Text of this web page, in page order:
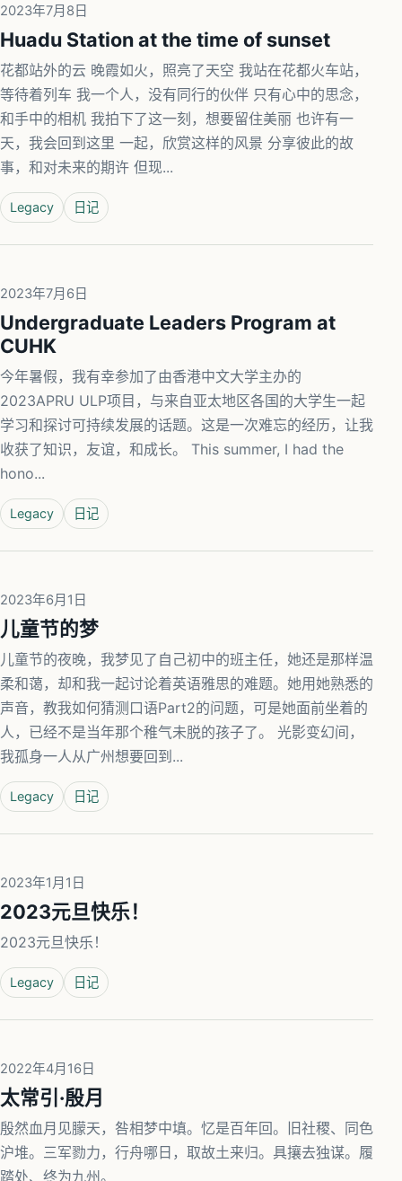
2023年7月8日
Huadu Station at the time of sunset
花都站外的云 晚霞如火，照亮了天空 我站在花都火车站，
等待着列车 我一个人，没有同行的伙伴 只有心中的思念，
和手中的相机 我拍下了这一刻，想要留住美丽 也许有一
天，我会回到这里 一起，欣赏这样的风景 分享彼此的故
事，和对未来的期许 但现...
Legacy 日记
2023年7月6日
Undergraduate Leaders Program at
CUHK
今年暑假，我有幸参加了由香港中文大学主办的
2023APRU ULP项目，与来自亚太地区各国的大学生一起
学习和探讨可持续发展的话题。这是一次难忘的经历，让我
收获了知识，友谊，和成长。 This summer, I had the
hono...
Legacy 日记
2023年6月1日
儿童节的梦
儿童节的夜晚，我梦见了自己初中的班主任，她还是那样温
柔和蔼，却和我一起讨论着英语雅思的难题。她用她熟悉的
声音，教我如何猜测口语Part2的问题，可是她面前坐着的
人，已经不是当年那个稚气未脱的孩子了。 光影变幻间，
我孤身一人从广州想要回到...
Legacy 日记
2023年1月1日
2023元旦快乐！
2023元旦快乐！
Legacy 日记
2022年4月16日
太常引·殷月
殷然血月见朦天，咎相梦中填。忆是百年回。旧社稷、同色
沪堆。三军勠力，行舟哪日，取故土来归。具攘去独谋。履
踏处、终为九州。